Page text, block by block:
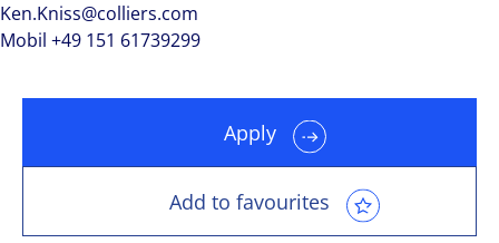
Ken.Kniss@colliers.com
Mobil +49 151 61739299
Apply
Add to favourites